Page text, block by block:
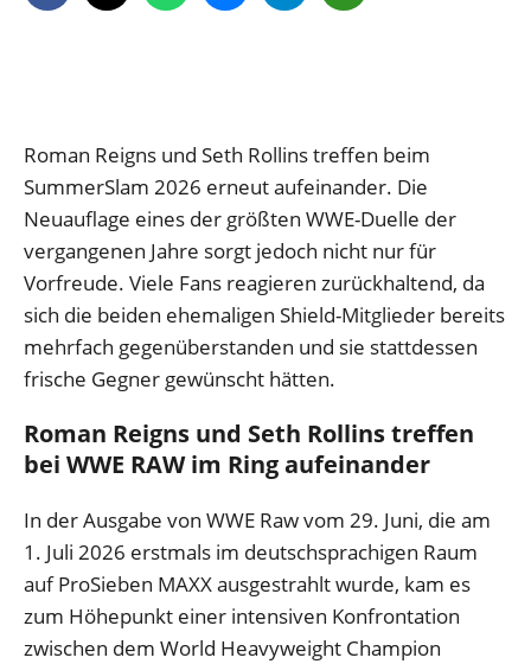
Roman Reigns und Seth Rollins treffen beim
SummerSlam 2026 erneut aufeinander. Die
Neuauflage eines der größten WWE-Duelle der
vergangenen Jahre sorgt jedoch nicht nur für
Vorfreude. Viele Fans reagieren zurückhaltend, da
sich die beiden ehemaligen Shield-Mitglieder bereits
mehrfach gegenüberstanden und sie stattdessen
frische Gegner gewünscht hätten.
Roman Reigns und Seth Rollins treffen
bei WWE RAW im Ring aufeinander
In der Ausgabe von WWE Raw vom 29. Juni, die am
1. Juli 2026 erstmals im deutschsprachigen Raum
auf ProSieben MAXX ausgestrahlt wurde, kam es
zum Höhepunkt einer intensiven Konfrontation
zwischen dem World Heavyweight Champion